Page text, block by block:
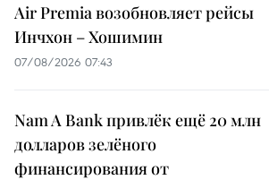
Air Premia возобновляет рейсы
Инчхон – Хошимин
07/08/2026 07:43
Nam A Bank привлёк ещё 20 млн
долларов зелёного
финансирования от